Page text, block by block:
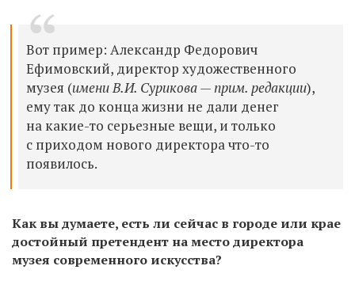
Вот пример: Александр Федорович
Ефимовский, директор художественного
музея (имени В.И. Сурикова — прим. редакции),
ему так до конца жизни не дали денег
на какие-то серьезные вещи, и только
с приходом нового директора что-то
появилось.
Как вы думаете, есть ли сейчас в городе или крае
достойный претендент на место директора
музея современного искусства?